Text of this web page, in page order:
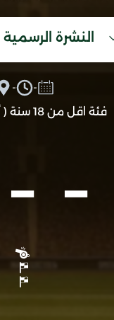
النشرة الرسمية
-
-
فئة اقل من 18 سنة ( أ )
-
-